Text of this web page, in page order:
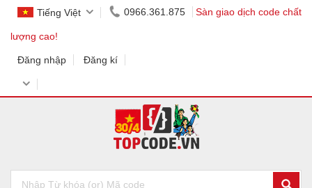
Tiếng Việt 0966.361.875 Sàn giao dịch code chất
lượng cao!
Đăng nhập Đăng kí